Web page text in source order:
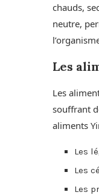
chauds,
neutre,
Les
Les
souffrant
aliments
Les
Les
Les